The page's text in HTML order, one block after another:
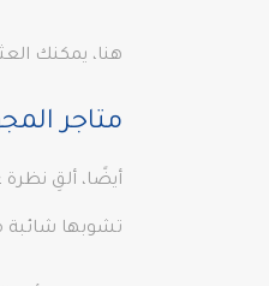
هنا، يمكنك
متاجر
أيضًا، ألقِ نظرة
تشوبها شائبة